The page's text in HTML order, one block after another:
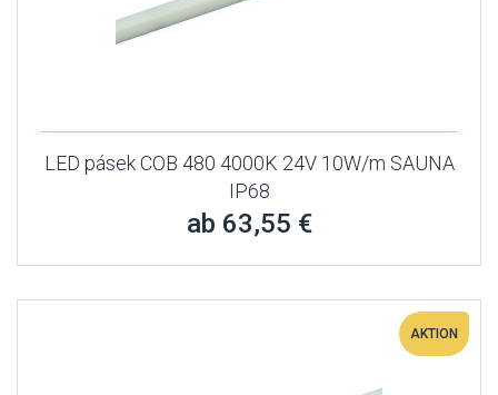
LED pásek COB 480 4000K 24V 10W/m SAUNA
IP68
ab 63,55 €
AKTION